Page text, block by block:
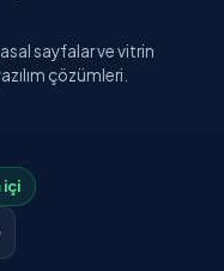
sayfalar ve vitrin
çözümleri.
içi